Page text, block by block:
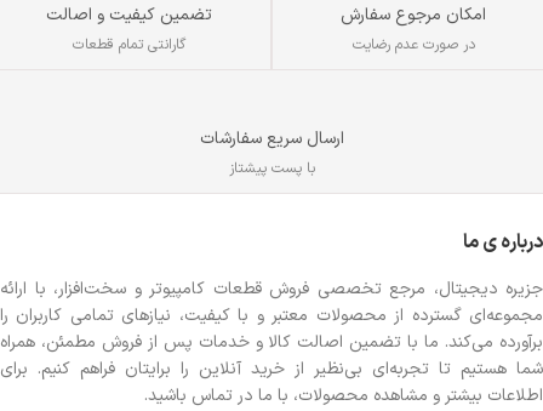
امکان مرجوع سفارش
در صورت عدم رضایت
تضمین کیفیت و اصالت
گارانتی تمام قطعات
ارسال سریع سفارشات
با پست پیشتاز
درباره ی ما
جزیره دیجیتال، مرجع تخصصی فروش قطعات کامپیوتر و سخت‌افزار، با ارائه
مجموعه‌ای گسترده از محصولات معتبر و با کیفیت، نیازهای تمامی کاربران را
برآورده می‌کند. ما با تضمین اصالت کالا و خدمات پس از فروش مطمئن، همراه
شما هستیم تا تجربه‌ای بی‌نظیر از خرید آنلاین را برایتان فراهم کنیم. برای
اطلاعات بیشتر و مشاهده محصولات، با ما در تماس باشید.